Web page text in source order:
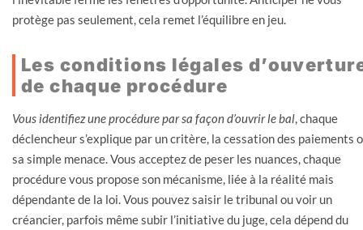
protège pas seulement, cela remet l’équilibre en jeu.
Les conditions légales
de chaque procédure
Vous identifiez une procédure par sa façon d’ouvrir le bal, chaque
déclencheur s’explique par un critère, la cessation des paiements
sa simple menace. Vous acceptez de peser les nuances, chaque
procédure vous propose son mécanisme, liée à la réalité mais
dépendante de la loi. Vous pouvez saisir le tribunal ou voir un
créancier, parfois même subir l’initiative du juge, cela dépend du